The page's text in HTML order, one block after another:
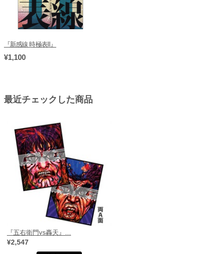
『新感線 時極表II』
¥1,100
最近チェックした商品
『五右衛門vs轟天』...
¥2,547